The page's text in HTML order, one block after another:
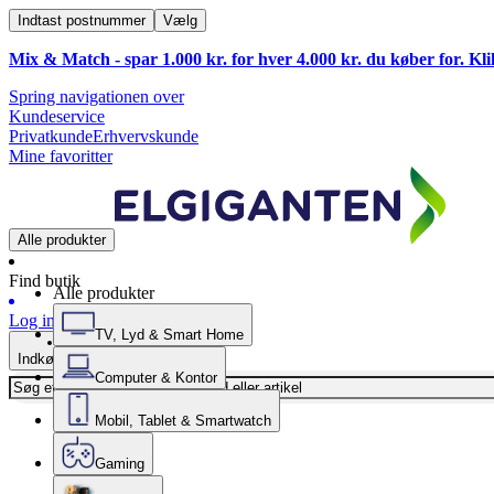
Indtast postnummer Vælg
Mix & Match - spar 1.000 kr. for hver 4.000 kr. du køber for.
Spring navigationen over
Kundeservice
PrivatkundeErhvervskunde
Mine favoritter
Alle produkter
Find butik
Log ind
Indkøbskurv
Alle produkter
TV, Lyd & Smart Home
Computer & Kontor
Mobil, Tablet & Smartwatch
Gaming